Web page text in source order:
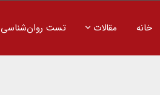
خانه مقالات تست روان‌شناسی